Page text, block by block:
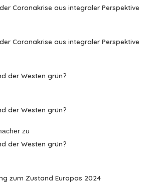
Coronakrise aus integraler Perspektive
Coronakrise aus integraler Perspektive
der Westen grün?
der Westen grün?
zu
der Westen grün?
zum Zustand Europas 2024